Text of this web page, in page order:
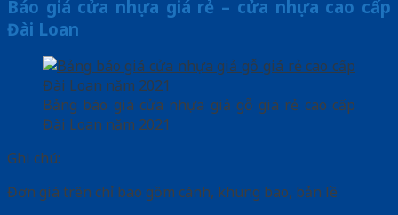
Báo giá cửa nhựa giá rẻ – cửa nhựa cao cấp
Đài Loan
Bảng báo giá cửa nhựa giả gỗ giá rẻ cao cấp
Đài Loan năm 2021
Ghi chú:
Đơn giá trên chỉ bao gồm cánh, khung bao, bản lề